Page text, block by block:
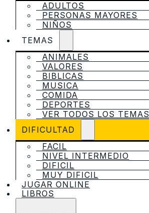
ADULTOS
PERSONAS MAYORES
NIÑOS
TEMAS
ANIMALES
VALORES
BIBLICAS
MUSICA
COMIDA
DEPORTES
VER TODOS LOS TEMAS
DIFICULTAD
FACIL
NIVEL INTERMEDIO
DIFICIL
MUY DIFICIL
JUGAR ONLINE
LIBROS